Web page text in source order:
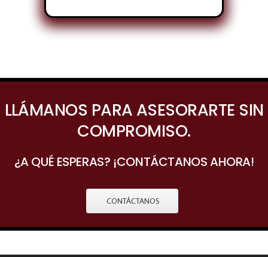
LLÁMANOS PARA ASESORARTE SIN
COMPROMISO.
¿A QUÉ ESPERAS? ¡CONTÁCTANOS AHORA!
CONTÁCTANOS